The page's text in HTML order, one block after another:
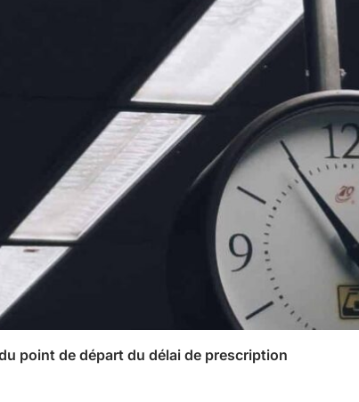
point de départ du délai de prescription